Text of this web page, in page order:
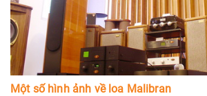
Một số hình ảnh về loa Malibran